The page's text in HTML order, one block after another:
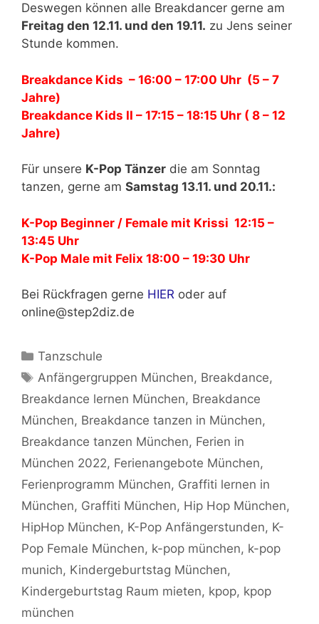
Deswegen können alle Breakdancer gerne am
Freitag den 12.11. und den 19.11. zu Jens seiner
Stunde kommen.
Breakdance Kids – 16:00 – 17:00 Uhr (5 – 7
Jahre)
Breakdance Kids II – 17:15 – 18:15 Uhr ( 8 – 12
Jahre)
Für unsere K-Pop Tänzer die am Sonntag
tanzen, gerne am Samstag 13.11. und 20.11.:
K-Pop Beginner / Female mit Krissi 12:15 –
13:45 Uhr
K-Pop Male mit Felix 18:00 – 19:30 Uhr
Bei Rückfragen gerne HIER oder auf
online@step2diz.de
Kategorien
Tanzschule
Schlagwörter
Anfängergruppen München, Breakdance,
Breakdance lernen München, Breakdance
München, Breakdance tanzen in München,
Breakdance tanzen München, Ferien in
München 2022, Ferienangebote München,
Ferienprogramm München, Graffiti lernen in
München, Graffiti München, Hip Hop München,
HipHop München, K-Pop Anfängerstunden, K-
Pop Female München, k-pop münchen, k-pop
munich, Kindergeburtstag München,
Kindergeburtstag Raum mieten, kpop, kpop
münchen